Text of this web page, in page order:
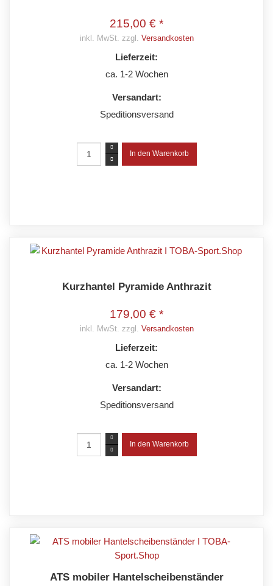
215,00 € *
inkl. MwSt. zzgl. Versandkosten
Lieferzeit:
ca. 1-2 Wochen
Versandart:
Speditionsversand
Kurzhantel Pyramide Anthrazit
179,00 € *
inkl. MwSt. zzgl. Versandkosten
Lieferzeit:
ca. 1-2 Wochen
Versandart:
Speditionsversand
ATS mobiler Hantelscheibenständer